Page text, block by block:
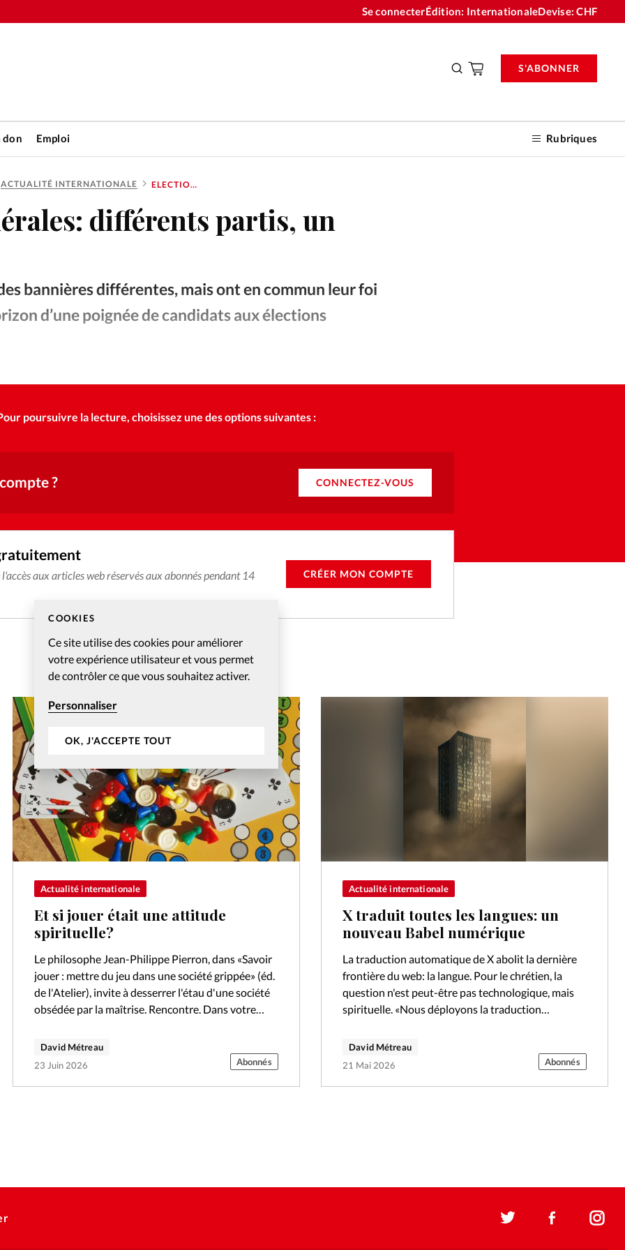
COOKIES
Ce site utilise des cookies pour améliorer
votre expérience utilisateur et vous permet
de contrôler ce que vous souhaitez activer.
Personnaliser
OK, J'ACCEPTE TOUT
Se connecterÉdition: InternationaleDevise:CHF
don Emploi Rubriques
S'ABONNER
Foi
Les abonnements
La boutique
La rédaction
Mon compte
Changemement d'adresse
ACTUALITÉ INTERNATIONALE ELECTIONS FÉDÉRALES: DIFFÉRENTS PARTIS, UN SEUL DIEU
différents partis, un
bannières différentes, mais ont en commun leur foi
d’une poignée de candidats aux élections
poursuivre la lecture, choisissez une des options suivantes :
? CONNECTEZ-VOUS
aux articles web réservés aux abonnés pendant 14
CRÉER MON COMPTE
Actualité internationale
Et si jouer était une attitude
spirituelle?
Le philosophe Jean-Philippe Pierron, dans «Savoir
jouer : mettre du jeu dans une société grippée» (éd.
de l'Atelier), invite à desserrer l'étau d'une société
obsédée par la maîtrise. Rencontre. Dans votre
David Métreau
23 Juin 2026
Abonnés
Actualité internationale
X traduit toutes les langues: un
nouveau Babel numérique
La traduction automatique de X abolit la dernière
frontière du web: la langue. Pour le chrétien, la
question n'est peut-être pas technologique, mais
spirituelle. «Nous déployons la traduction
une…
David Métreau
21 Mai 2026
Abonnés